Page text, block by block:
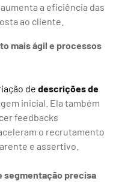
a eficiência das
ao cliente.
mais ágil e processos
de descrições de
inicial. Ela também
feedbacks
o recrutamento
e assertivo.
segmentação precisa